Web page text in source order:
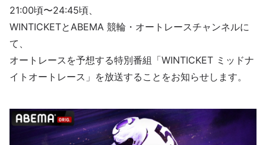
21:00頃〜24:45頃、
WINTICKETとABEMA 競輪・オートレースチャンネルに
て、
オートレースを予想する特別番組「WINTICKET ミッドナ
イトオートレース」を放送することをお知らせします。